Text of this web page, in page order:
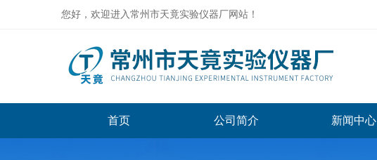
您好，欢迎进入常州市天竟实验仪器厂网站！
首页 公司简介 新闻中心